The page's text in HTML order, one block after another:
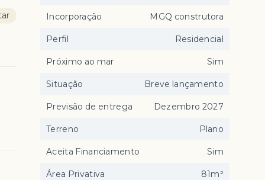
Incorporação MGQ construtora
Perfil Residencial
Próximo ao mar Sim
Situação Breve lançamento
Previsão de entrega Dezembro 2027
Terreno Plano
Aceita Financiamento Sim
Área Privativa 81m²